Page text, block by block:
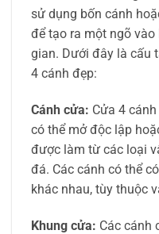
sử dụng bốn cánh
để tạo ra một ngõ
gian. Dưới đây là cấu
4 cánh đẹp:
Cánh cửa: Cửa 4
có thể mở độc lập
được làm từ các loại
đá. Các cánh có thể
khác nhau, tùy thuộc
Khung cửa: Các cánh